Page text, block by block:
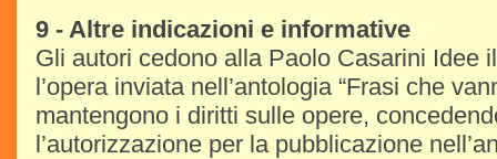
9 - Altre indicazioni e informative
Gli autori cedono alla Paolo Casarini Idee
l’opera inviata nell’antologia “Frasi che
mantengono i diritti sulle opere,
l’autorizzazione per la pubblicazione